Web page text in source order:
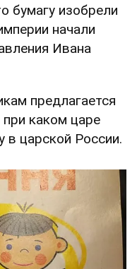
бумагу изобрели
начали
Ивана
предлагается
каком царе
в царской России.